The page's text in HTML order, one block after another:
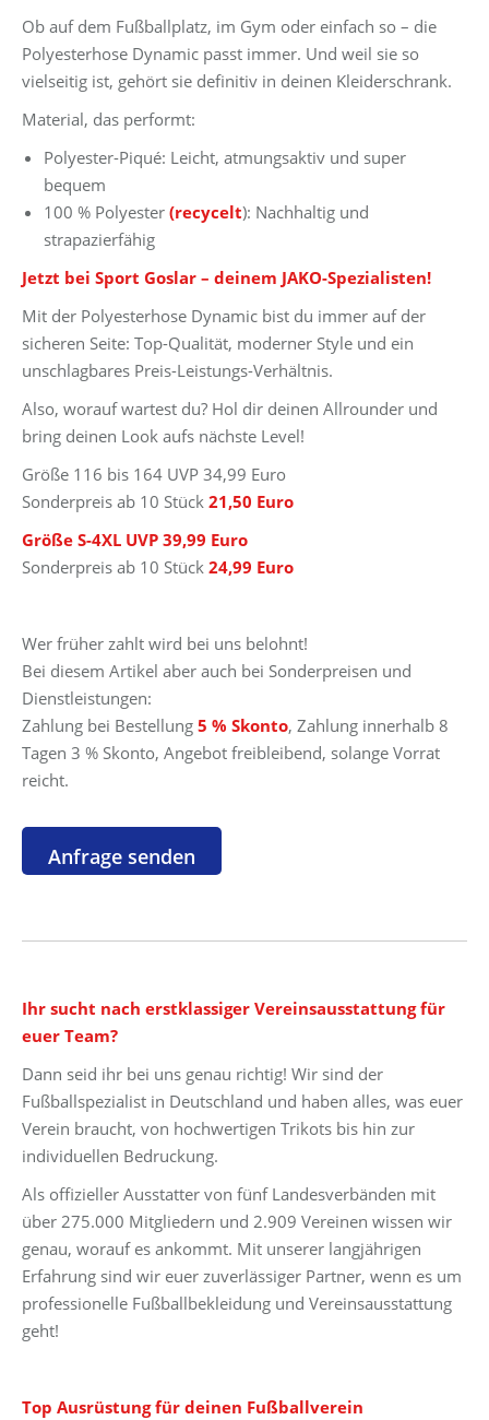
Ob auf dem Fußballplatz, im Gym oder einfach so – die
Polyesterhose Dynamic passt immer. Und weil sie so
vielseitig ist, gehört sie definitiv in deinen Kleiderschrank.
Material, das performt:
Polyester-Piqué: Leicht, atmungsaktiv und super
bequem
100 % Polyester (recycelt): Nachhaltig und
strapazierfähig
Jetzt bei Sport Goslar – deinem JAKO-Spezialisten!
Mit der Polyesterhose Dynamic bist du immer auf der
sicheren Seite: Top-Qualität, moderner Style und ein
unschlagbares Preis-Leistungs-Verhältnis.
Also, worauf wartest du? Hol dir deinen Allrounder und
bring deinen Look aufs nächste Level!
Größe 116 bis 164 UVP 34,99 Euro
Sonderpreis ab 10 Stück 21,50 Euro
Größe S-4XL UVP 39,99 Euro
Sonderpreis ab 10 Stück 24,99 Euro
Wer früher zahlt wird bei uns belohnt!
Bei diesem Artikel aber auch bei Sonderpreisen und
Dienstleistungen:
Zahlung bei Bestellung 5 % Skonto, Zahlung innerhalb 8
Tagen 3 % Skonto, Angebot freibleibend, solange Vorrat
reicht.
Ihr sucht nach erstklassiger Vereinsausstattung für
euer Team?
Dann seid ihr bei uns genau richtig! Wir sind der
Fußballspezialist in Deutschland und haben alles, was euer
Verein braucht, von hochwertigen Trikots bis hin zur
individuellen Bedruckung.
Als offizieller Ausstatter von fünf Landesverbänden mit
über 275.000 Mitgliedern und 2.909 Vereinen wissen wir
genau, worauf es ankommt. Mit unserer langjährigen
Erfahrung sind wir euer zuverlässiger Partner, wenn es um
professionelle Fußballbekleidung und Vereinsausstattung
geht!
Top Ausrüstung für deinen Fußballverein